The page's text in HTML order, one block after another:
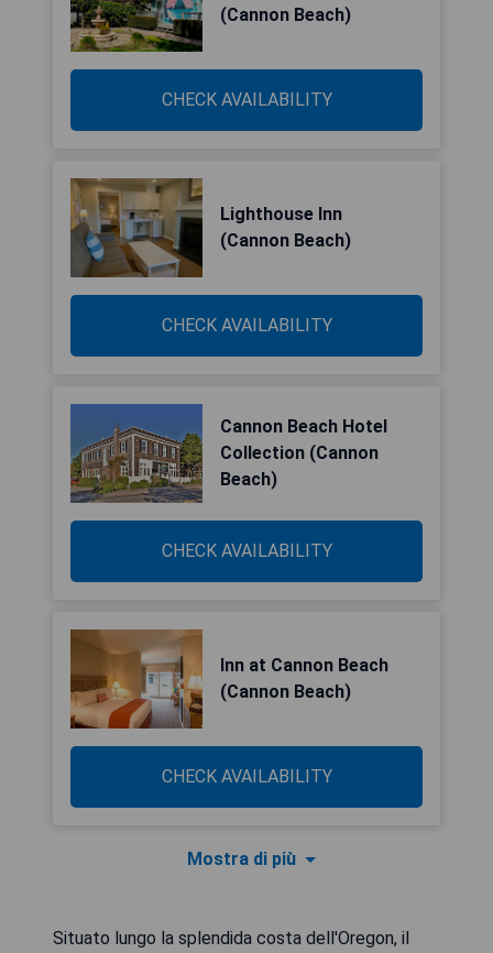
(Cannon Beach)
CHECK AVAILABILITY
Lighthouse Inn
(Cannon Beach)
CHECK AVAILABILITY
Cannon Beach Hotel
Collection (Cannon
Beach)
CHECK AVAILABILITY
Inn at Cannon Beach
(Cannon Beach)
CHECK AVAILABILITY
Mostra di più
Situato lungo la splendida costa dell'Oregon, il